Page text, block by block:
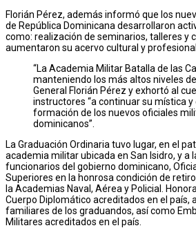
Florián Pérez, además informó que los
de República Dominicana desarrollaron
como: realización de seminarios, talleres y
aumentaron su acervo cultural y profesional.
“La Academia Militar Batalla de las
manteniendo los más altos niveles
General Florián Pérez y exhortó al
instructores “a continuar su mística
formación de los nuevos oficiales
dominicanos”.
La Graduación Ordinaria tuvo lugar, en el
academia militar ubicada en San Isidro, y a
funcionarios del gobierno dominicano,
Superiores en la honrosa condición de
la Academias Naval, Aérea y Policial.
Cuerpo Diplomático acreditados en el país,
familiares de los graduandos, así como
Militares acreditados en el país.